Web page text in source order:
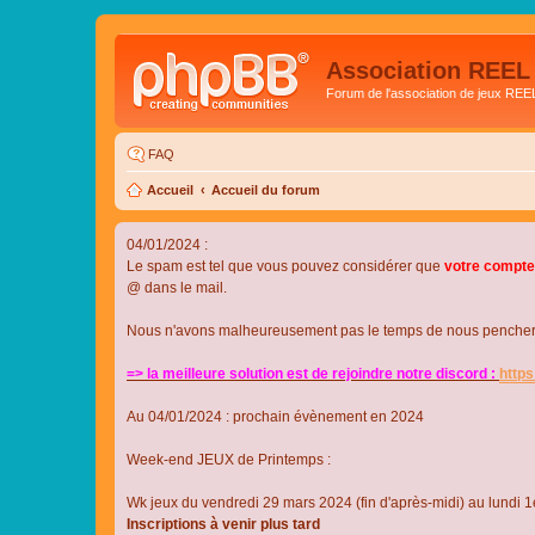
Association REEL
Forum de l'association de jeux REEL
FAQ
Accueil Accueil du forum
04/01/2024 :
Le spam est tel que vous pouvez considérer que votre
@ dans le mail.
Nous n'avons malheureusement pas le temps de nous
=> la meilleure solution est de rejoindre notre discord :
Au 04/01/2024 : prochain évènement en 2024
Week-end JEUX de Printemps :
Wk jeux du vendredi 29 mars 2024 (fin d'après-midi) au lundi
Inscriptions à venir plus tard